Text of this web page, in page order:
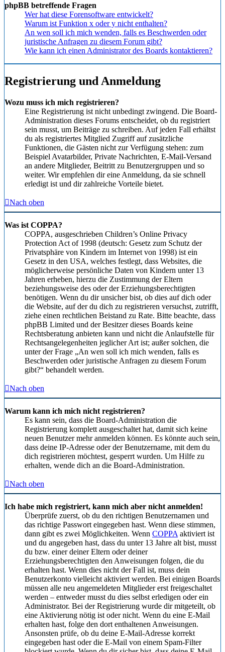
phpBB betreffende Fragen
Wer hat diese Forensoftware entwickelt?
Warum ist Funktion x oder y nicht enthalten?
An wen soll ich mich wenden, falls es Beschwerden oder
juristische Anfragen zu diesem Forum gibt?
Wie kann ich einen Administrator des Boards kontaktieren?
Registrierung und Anmeldung
Wozu muss ich mich registrieren?
Eine Registrierung ist nicht unbedingt zwingend. Die Board-
Administration dieses Forums entscheidet, ob du registriert
sein musst, um Beiträge zu schreiben. Auf jeden Fall erhältst
du als registriertes Mitglied Zugriff auf zusätzliche
Funktionen, die Gästen nicht zur Verfügung stehen: zum
Beispiel Avatarbilder, Private Nachrichten, E-Mail-Versand
an andere Mitglieder, Beitritt zu Benutzergruppen und so
weiter. Wir empfehlen dir eine Anmeldung, da sie schnell
erledigt ist und dir zahlreiche Vorteile bietet.
Nach oben
Was ist COPPA?
COPPA, ausgeschrieben Children’s Online Privacy
Protection Act of 1998 (deutsch: Gesetz zum Schutz der
Privatsphäre von Kindern im Internet von 1998) ist ein
Gesetz in den USA, welches festlegt, dass Websites, die
möglicherweise persönliche Daten von Kindern unter 13
Jahren erheben, hierzu die Zustimmung der Eltern
beziehungsweise des oder der Erziehungsberechtigten
benötigen. Wenn du dir unsicher bist, ob dies auf dich oder
die Website, auf der du dich zu registrieren versuchst, zutrifft,
ziehe einen rechtlichen Beistand zu Rate. Bitte beachte, dass
phpBB Limited und der Besitzer dieses Boards keine
Rechtsberatung anbieten kann und nicht die Anlaufstelle für
Rechtsangelegenheiten jeglicher Art ist; außer solchen, die
unter der Frage „An wen soll ich mich wenden, falls es
Beschwerden oder juristische Anfragen zu diesem Forum
gibt?“ behandelt werden.
Nach oben
Warum kann ich mich nicht registrieren?
Es kann sein, dass die Board-Administration die
Registrierung komplett ausgeschaltet hat, damit sich keine
neuen Benutzer mehr anmelden können. Es könnte auch sein,
dass deine IP-Adresse oder der Benutzername, mit dem du
dich registrieren möchtest, gesperrt wurden. Um Hilfe zu
erhalten, wende dich an die Board-Administration.
Nach oben
Ich habe mich registriert, kann mich aber nicht anmelden!
Überprüfe zuerst, ob du den richtigen Benutzernamen und
das richtige Passwort eingegeben hast. Wenn diese stimmen,
dann gibt es zwei Möglichkeiten. Wenn COPPA aktiviert ist
und du angegeben hast, dass du unter 13 Jahre alt bist, musst
du bzw. einer deiner Eltern oder deiner
Erziehungsberechtigten den Anweisungen folgen, die du
erhalten hast. Wenn dies nicht der Fall ist, muss dein
Benutzerkonto vielleicht aktiviert werden. Bei einigen Boards
müssen alle neu angemeldeten Mitglieder erst freigeschaltet
werden – entweder musst du dies selbst erledigen oder ein
Administrator. Bei der Registrierung wurde dir mitgeteilt, ob
eine Aktivierung nötig ist oder nicht. Wenn du eine E-Mail
erhalten hast, folge den dort enthaltenen Anweisungen.
Ansonsten prüfe, ob du deine E-Mail-Adresse korrekt
eingegeben hast oder die E-Mail von einem Spam-Filter